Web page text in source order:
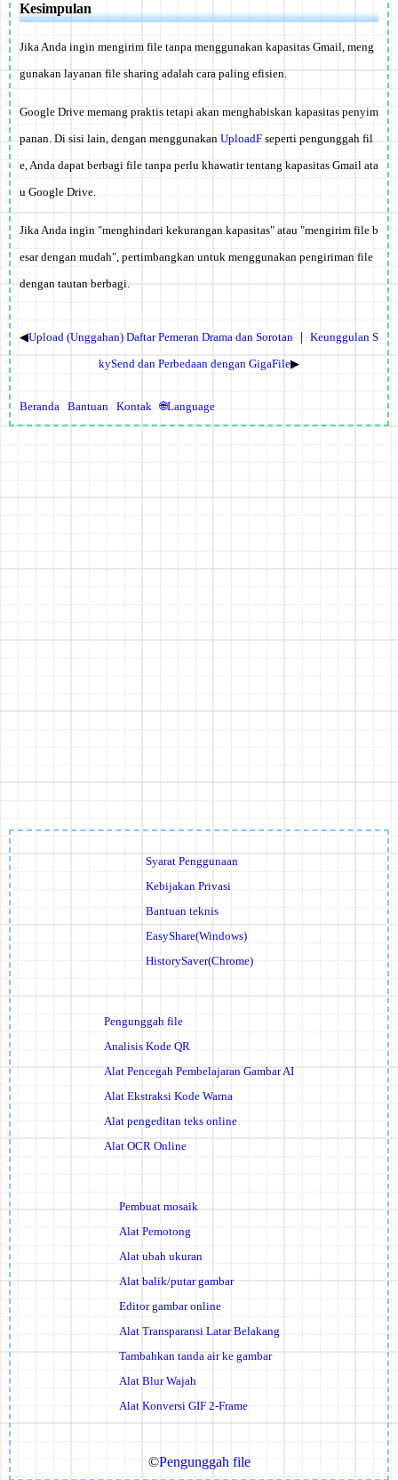
Kesimpulan
Jika Anda ingin mengirim file tanpa menggunakan kapasitas Gmail, meng
gunakan layanan file sharing adalah cara paling efisien.
Google Drive memang praktis tetapi akan menghabiskan kapasitas penyim
panan. Di sisi lain, dengan menggunakan UploadF seperti pengunggah fil
e, Anda dapat berbagi file tanpa perlu khawatir tentang kapasitas Gmail ata
u Google Drive.
Jika Anda ingin "menghindari kekurangan kapasitas" atau "mengirim file b
esar dengan mudah", pertimbangkan untuk menggunakan pengiriman file
dengan tautan berbagi.
◀Upload (Unggahan) Daftar Pemeran Drama dan Sorotan ｜ Keunggulan S
kySend dan Perbedaan dengan GigaFile▶
Beranda Bantuan Kontak 🌐Language
Syarat Penggunaan
Kebijakan Privasi
Bantuan teknis
EasyShare(Windows)
HistorySaver(Chrome)
Pengunggah file
Analisis Kode QR
Alat Pencegah Pembelajaran Gambar AI
Alat Ekstraksi Kode Warna
Alat pengeditan teks online
Alat OCR Online
Pembuat mosaik
Alat Pemotong
Alat ubah ukuran
Alat balik/putar gambar
Editor gambar online
Alat Transparansi Latar Belakang
Tambahkan tanda air ke gambar
Alat Blur Wajah
Alat Konversi GIF 2-Frame
©Pengunggah file